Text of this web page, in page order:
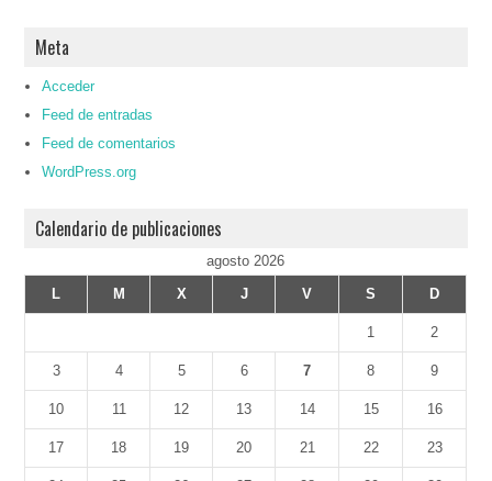
Meta
Acceder
Feed de entradas
Feed de comentarios
WordPress.org
Calendario de publicaciones
agosto 2026
L
M X J V S D
1 2
3 4 5 6 7 8 9
10 11 12 13 14 15 16
17 18 19 20 21 22 23